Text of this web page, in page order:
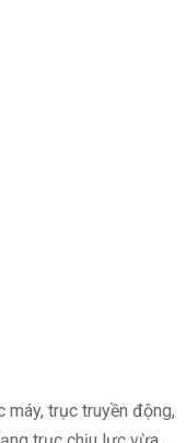
máy, trục truyền động,